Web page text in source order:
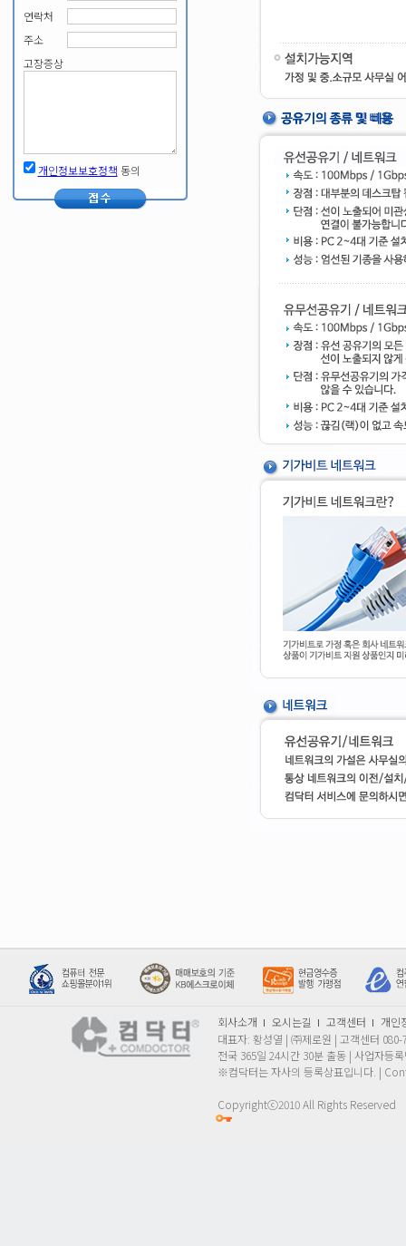
연락처
주소
고장증상
개인정보보호정책 동의
회사소개 오시는길 고객센터
개인
대표자: 황성열 | ㈜제로원 | 고객센터
전국 365일 24시간 30분 출동 | 사업자등
※컴닥터는 자사의 등록상표입니다. |
Copyrightⓒ2010 All Rights Reserved